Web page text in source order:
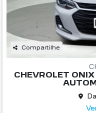
CHEVROLET
R$
33.689 km